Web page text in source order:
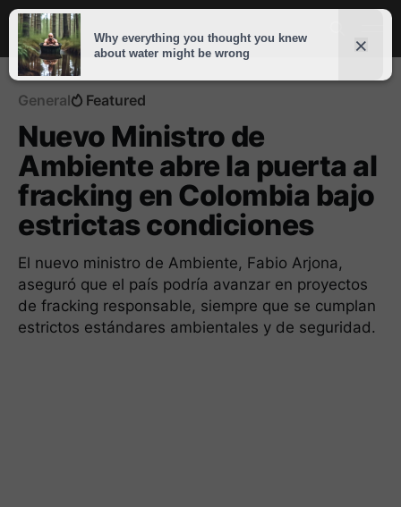
General Featured
Nuevo Ministro de
Ambiente abre la puerta al
fracking en Colombia bajo
estrictas condiciones
El nuevo ministro de Ambiente, Fabio Arjona,
aseguró que el país podría avanzar en proyectos
de fracking responsable, siempre que se cumplan
estrictos estándares ambientales y de seguridad.